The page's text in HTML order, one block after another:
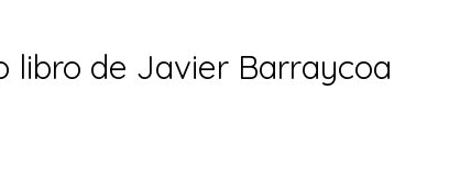
libro de Javier Barraycoa